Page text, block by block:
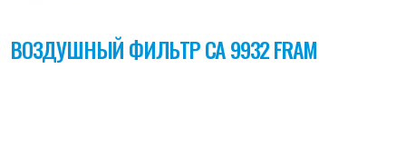
ВОЗДУШНЫЙ ФИЛЬТРCA 9932 FRAM